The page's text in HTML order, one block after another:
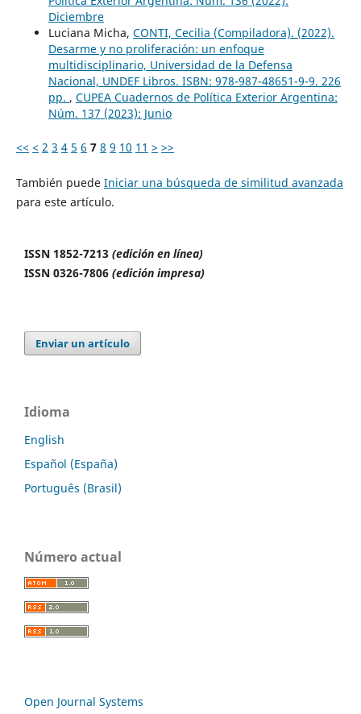
Diciembre
Luciana Micha, CONTI, Cecilia (Compiladora). (2022).
Desarme y no proliferación: un enfoque
multidisciplinario, Universidad de la Defensa
Nacional, UNDEF Libros. ISBN: 978-987-48651-9-9. 226
pp. , CUPEA Cuadernos de Política Exterior Argentina:
Núm. 137 (2023): Junio
<< < 2 3 4 5 6 7 8 9 10 11 > >>
También puede Iniciar una búsqueda de similitud avanzada
para este artículo.
ISSN 1852-7213 (edición en línea)
ISSN 0326-7806 (edición impresa)
Enviar un artículo
Idioma
English
Español (España)
Português (Brasil)
Número actual
Open Journal Systems